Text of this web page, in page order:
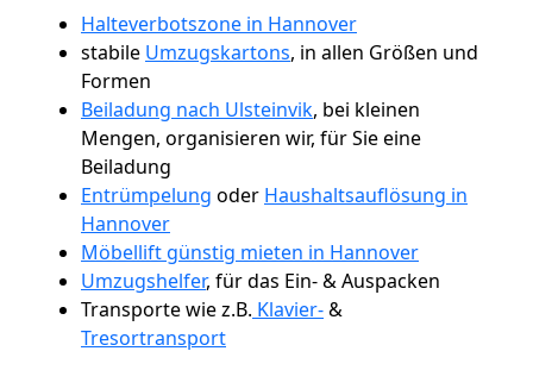
Halteverbotszone in Hannover
stabile Umzugskartons, in allen Größen und
Formen
Beiladung nach Ulsteinvik, bei kleinen
Mengen, organisieren wir, für Sie eine
Beiladung
Entrümpelung oder Haushaltsauflösung in
Hannover
Möbellift günstig mieten in Hannover
Umzugshelfer, für das Ein- & Auspacken
Transporte wie z.B. Klavier-&
Tresortransport